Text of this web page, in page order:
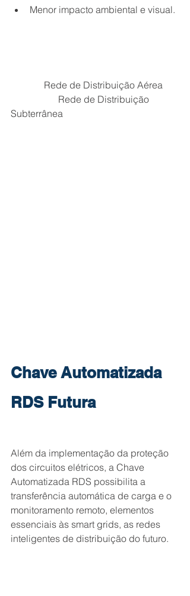
Menor impacto ambiental e visual.
                    Rede de Distribuição
Subterrânea
Chave Automatizada
RDS Futura
Além da implementação da proteção
dos circuitos elétricos, a Chave
Automatizada RDS possibilita a
transferência automática de carga e o
monitoramento remoto, elementos
essenciais às smart grids, as redes
inteligentes de distribuição do futuro.